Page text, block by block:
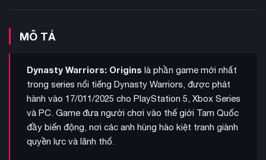
MÔ TẢ
Dynasty Warriors: Origins là phần game mới nhất
trong series nổi tiếng Dynasty Warriors, được phát
hành vào 17/011/2025 cho PlayStation 5, Xbox Series
và PC. Game đưa người chơi vào thế giới Tam Quốc
đầy biến động, nơi các anh hùng hào kiệt tranh giành
quyền lực và lãnh thổ.